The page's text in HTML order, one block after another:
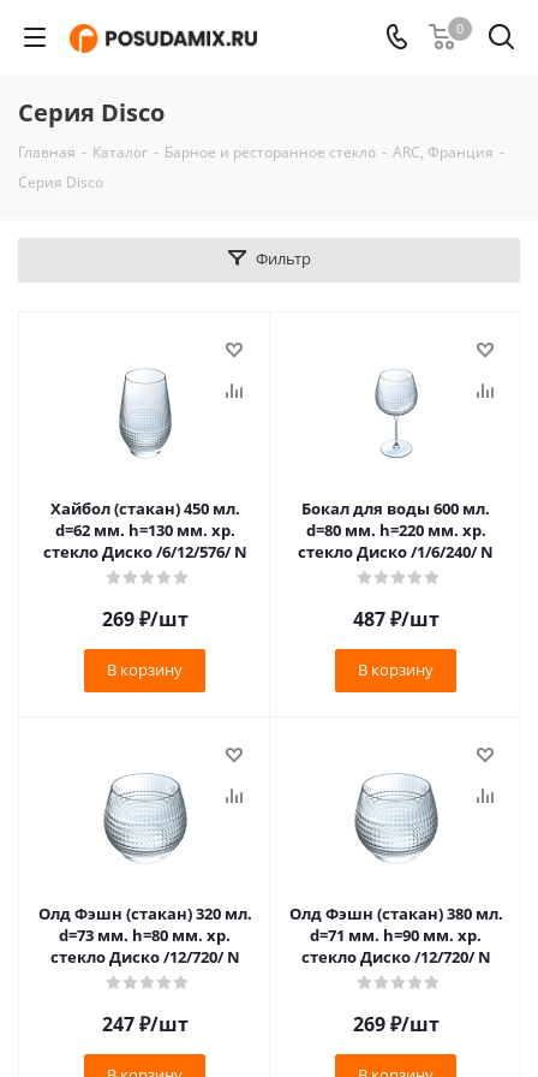
0
Серия Disco
Главная - Каталог - Барное и ресторанное стекло - ARC, Франция -
Серия Disco
Фильтр
Хайбол (стакан) 450 мл.
d=62 мм. h=130 мм. хр.
стекло Диско /6/12/576/ N
269₽/шт
В корзину
Бокал для воды 600 мл.
d=80 мм. h=220 мм. хр.
стекло Диско /1/6/240/ N
487₽/шт
В корзину
Олд Фэшн (стакан) 320 мл.
d=73 мм. h=80 мм. хр.
стекло Диско /12/720/ N
247₽/шт
Олд Фэшн (стакан) 380 мл.
d=71 мм. h=90 мм. хр.
стекло Диско /12/720/ N
269₽/шт